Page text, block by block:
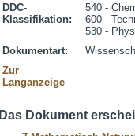
DDC-
Klassifikation:
540 -
600 -
530 -
Dokumentart:
Zur
Langanzeige
Das Dokument